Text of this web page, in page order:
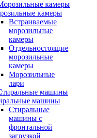
камеры
Встраиваемые
морозильные
камеры
Отдельностоящие
морозильные
камеры
Морозильные
лари
машины
Стиральные
машины с
фронтальной
загрузкой